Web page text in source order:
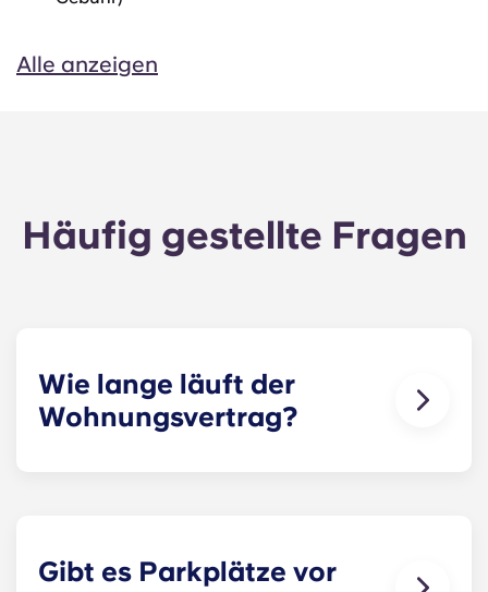
Alle anzeigen
Häufig gestellte Fragen
Wie lange läuft der
Wohnungsvertrag?
Gibt es Parkplätze vor